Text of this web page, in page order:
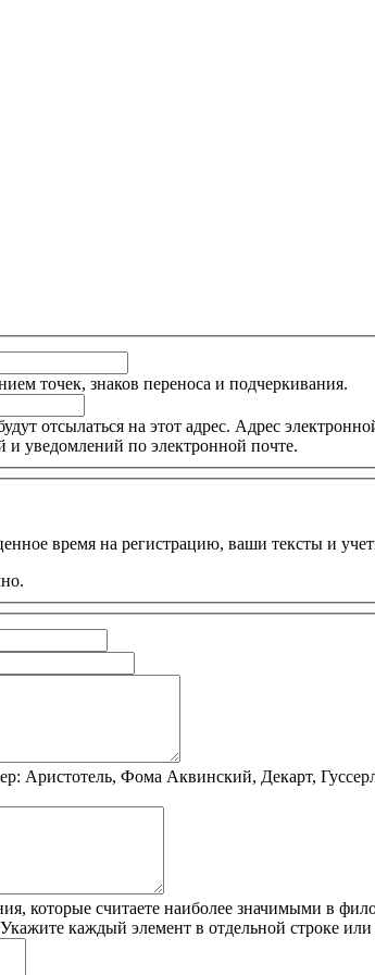
точек, знаков переноса и подчеркивания.
отсылаться на этот адрес. Адрес
и уведомлений по электронной почте.
время на регистрацию, ваши тексты и
Аристотель, Фома Аквинский, Декарт,
которые считаете наиболее значимыми в
каждый элемент в отдельной строке